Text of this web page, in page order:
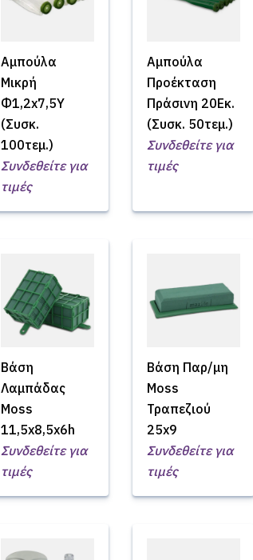
Αμπούλα
Μικρή
Φ1,2x7,5Υ
(Συσκ.
100τεμ.)
Συνδεθείτε για
τιμές
Αμπούλα
Προέκταση
Πράσινη 20Εκ.
(Συσκ. 50τεμ.)
Συνδεθείτε για
τιμές
Βάση
Λαμπάδας
Moss
11,5x8,5x6h
Συνδεθείτε για
τιμές
Βάση Παρ/μη
Moss
Τραπεζιού
25x9
Συνδεθείτε για
τιμές